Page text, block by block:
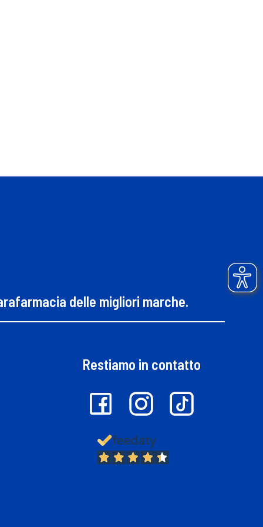
delle migliori marche.
Restiamo in contatto